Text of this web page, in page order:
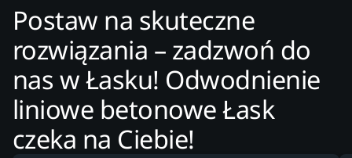
Postaw na skuteczne
rozwiązania – zadzwoń do
nas w Łasku! Odwodnienie
liniowe betonowe Łask
czeka na Ciebie!